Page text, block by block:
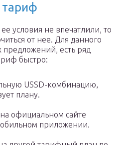
условия не впечатлили, то
от нее. Для данного
предложений, есть ряд
быстро:
USSD-комбинацию,
плану.
официальном сайте
приложении.